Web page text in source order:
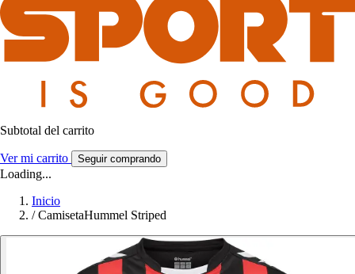
Subtotal del carrito
Ver mi carrito Seguir comprando
Loading...
Inicio
/ CamisetaHummel Striped